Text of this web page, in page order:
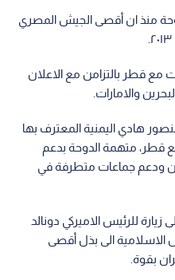
منذ ان أقصى الجيش المصري
مع قطر بالتزامن مع الاعلان
والامارات.
هادي اليمنية المعترف بها
قطر، متهمة الدوحة بدعم
ودعم جماعات متطرفة في
بعد ١٥ يوما على زيارة للرئيس الاميركي دونالد
الاسلامية الى بذل أقصى
بقوة.